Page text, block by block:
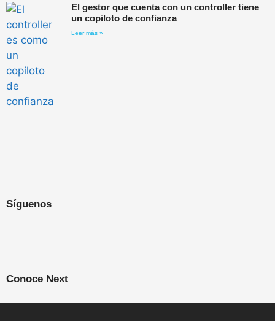
El gestor que cuenta con un controller tiene
un copiloto de confianza
Leer más »
Síguenos
Conoce Next